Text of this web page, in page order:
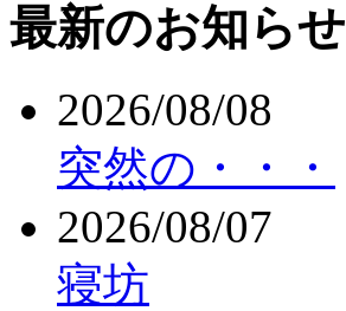
最新のお知らせ
2026/08/08
突然の・・・
2026/08/07
寝坊